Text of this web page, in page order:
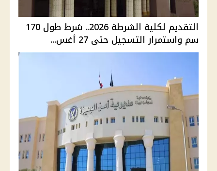
التقديم لكلية الشرطة 2026.. شرط طول 170
سم واستمرار التسجيل حتى 27 أغس...